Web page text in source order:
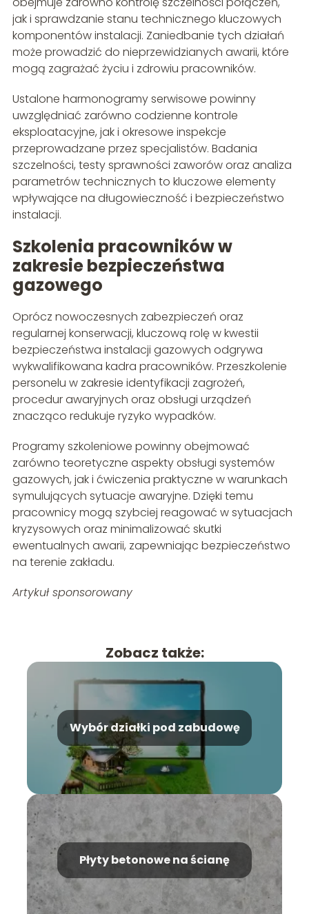
jak i sprawdzanie stanu technicznego kluczowych
komponentów instalacji. Zaniedbanie tych działań
może prowadzić do nieprzewidzianych awarii, które
mogą zagrażać życiu i zdrowiu pracowników.
Ustalone harmonogramy serwisowe powinny
uwzględniać zarówno codzienne kontrole
eksploatacyjne, jak i okresowe inspekcje
przeprowadzane przez specjalistów. Badania
szczelności, testy sprawności zaworów oraz analiza
parametrów technicznych to kluczowe elementy
wpływające na długowieczność i bezpieczeństwo
instalacji.
Szkolenia pracowników w
zakresie bezpieczeństwa
gazowego
Oprócz nowoczesnych zabezpieczeń oraz
regularnej konserwacji, kluczową rolę w kwestii
bezpieczeństwa instalacji gazowych odgrywa
wykwalifikowana kadra pracowników. Przeszkolenie
personelu w zakresie identyfikacji zagrożeń,
procedur awaryjnych oraz obsługi urządzeń
znacząco redukuje ryzyko wypadków.
Programy szkoleniowe powinny obejmować
zarówno teoretyczne aspekty obsługi systemów
gazowych, jak i ćwiczenia praktyczne w warunkach
symulujących sytuacje awaryjne. Dzięki temu
pracownicy mogą szybciej reagować w sytuacjach
kryzysowych oraz minimalizować skutki
ewentualnych awarii, zapewniając bezpieczeństwo
na terenie zakładu.
Artykuł sponsorowany
Zobacz także:
Wybór działki pod zabudowę
Płyty betonowe na ścianę